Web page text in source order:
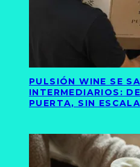
PULSIÓN WINE SE
INTERMEDIARIOS:
PUERTA, SIN